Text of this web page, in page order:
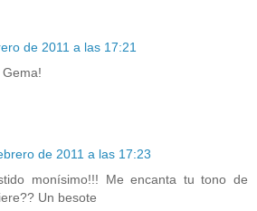
de 2011 a las 17:21
de 2011 a las 17:23
monísimo!!! Me encanta tu tono de
Un besote